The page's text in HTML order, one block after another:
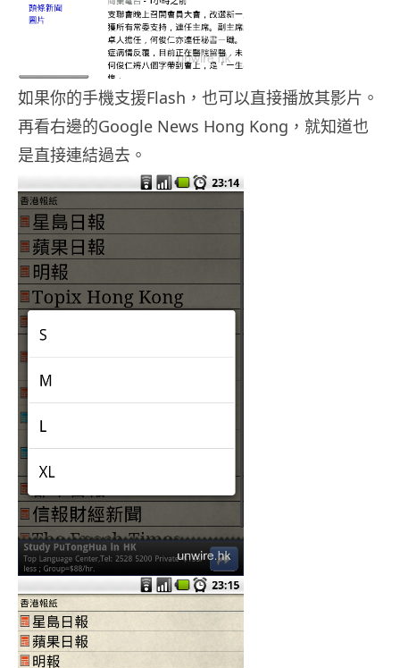
如果你的手機支援Flash，也可以直接播放其影片。
再看右邊的Google News Hong Kong，就知道也
是直接連結過去。